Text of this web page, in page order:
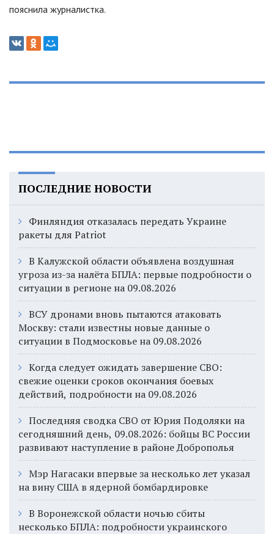
пояснила журналистка.
ПОСЛЕДНИЕ НОВОСТИ
Финляндия отказалась передать Украине
ракеты для Patriot
В Калужской области объявлена воздушная
угроза из-за налёта БПЛА: первые подробности о
ситуации в регионе на 09.08.2026
ВСУ дронами вновь пытаются атаковать
Москву: стали известны новые данные о
ситуации в Подмосковье на 09.08.2026
Когда следует ожидать завершение СВО:
свежие оценки сроков окончания боевых
действий, подробности на 09.08.2026
Последняя сводка СВО от Юрия Подоляки на
сегодняшний день, 09.08.2026: бойцы ВС России
развивают наступление в районе Доброполья
Мэр Нагасаки впервые за несколько лет указал
на вину США в ядерной бомбардировке
В Воронежской области ночью сбиты
несколько БПЛА: подробности украинского